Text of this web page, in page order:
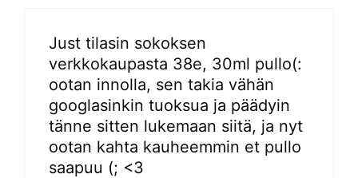
Just tilasin sokoksen
verkkokaupasta 38e, 30ml pullo(:
ootan innolla, sen takia vähän
googlasinkin tuoksua ja päädyin
tänne sitten lukemaan siitä, ja nyt
ootan kahta kauheemmin et pullo
saapuu (; <3